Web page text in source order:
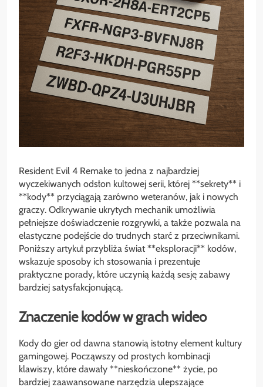
Resident Evil 4 Remake to jedna z najbardziej
wyczekiwanych odsłon kultowej serii, której **sekrety** i
**kody** przyciągają zarówno weteranów, jak i nowych
graczy. Odkrywanie ukrytych mechanik umożliwia
pełniejsze doświadczenie rozgrywki, a także pozwala na
elastyczne podejście do trudnych starć z przeciwnikami.
Poniższy artykuł przybliża świat **eksploracji** kodów,
wskazuje sposoby ich stosowania i prezentuje
praktyczne porady, które uczynią każdą sesję zabawy
bardziej satysfakcjonującą.
Znaczenie kodów w grach wideo
Kody do gier od dawna stanowią istotny element kultury
gamingowej. Począwszy od prostych kombinacji
klawiszy, które dawały **nieskończone** życie, po
bardziej zaawansowane narzędzia ulepszające